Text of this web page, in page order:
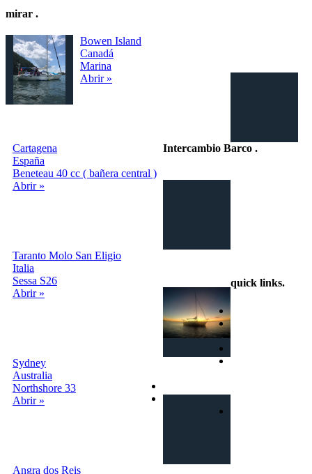
mirar .
Bowen Island
Canadá
Marina
Abrir »
Cartagena
España
Beneteau 40 cc ( bañera central )
Abrir »
Taranto Molo San Eligio
Italia
Sessa S26
Abrir »
Sydney
Australia
Northshore 33
Abrir »
Angra dos Reis
Intercambio Barco .
quick links.